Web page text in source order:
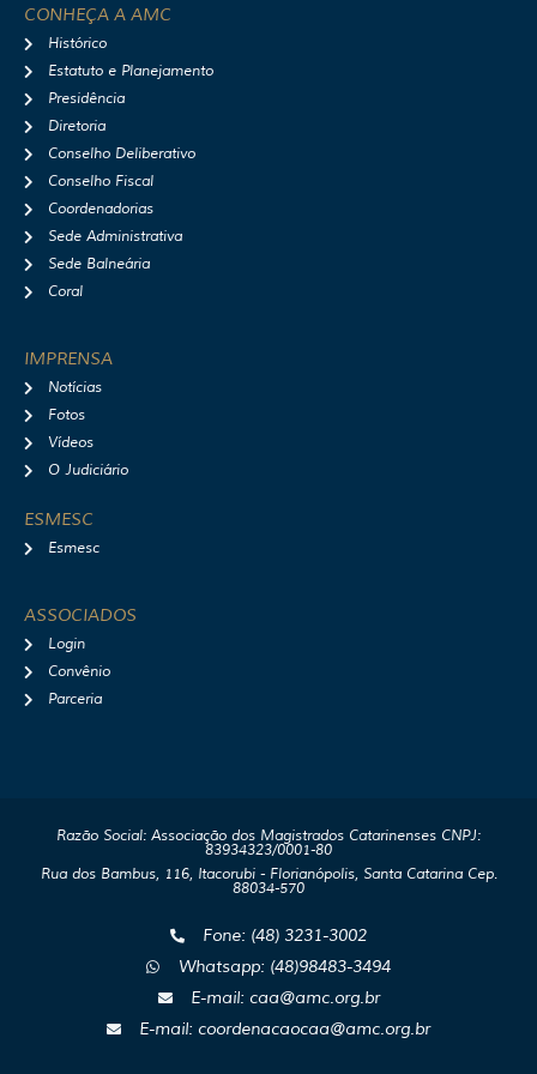
t
r
CONHEÇA A AMC
Histórico
Estatuto e Planejamento
Presidência
Diretoria
Conselho Deliberativo
Conselho Fiscal
Coordenadorias
Sede Administrativa
Sede Balneária
Coral
IMPRENSA
Notícias
Fotos
Vídeos
O Judiciário
ESMESC
Esmesc
ASSOCIADOS
Login
Convênio
Parceria
Razão Social: Associação dos Magistrados Catarinenses CNPJ:
83934323/0001-80
Rua dos Bambus, 116, Itacorubi - Florianópolis, Santa Catarina Cep.
88034-570
Fone: (48) 3231-3002
Whatsapp: (48)98483-3494
E-mail: caa@amc.org.br
E-mail: coordenacaocaa@amc.org.br